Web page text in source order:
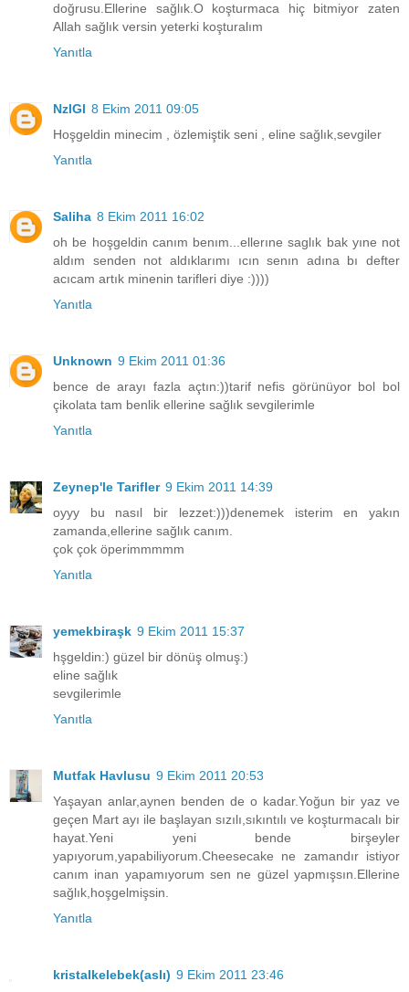
doğrusu.Ellerine sağlık.O koşturmaca hiç bitmiyor zaten
Allah sağlık versin yeterki koşturalım
Yanıtla
NzlGl 8 Ekim 2011 09:05
Hoşgeldin minecim , özlemiştik seni , eline sağlık,sevgiler
Yanıtla
Saliha 8 Ekim 2011 16:02
oh be hoşgeldin canım benım...ellerıne saglık bak yıne not
aldım senden not aldıklarımı ıcın senın adına bı defter
acıcam artık minenin tarifleri diye :))))
Yanıtla
Unknown 9 Ekim 2011 01:36
bence de arayı fazla açtın:))tarif nefis görünüyor bol bol
çikolata tam benlik ellerine sağlık sevgilerimle
Yanıtla
Zeynep'le Tarifler 9 Ekim 2011 14:39
oyyy bu nasıl bir lezzet:)))denemek isterim en yakın
zamanda,ellerine sağlık canım.
çok çok öperimmmmm
Yanıtla
yemekbiraşk 9 Ekim 2011 15:37
hşgeldin:) güzel bir dönüş olmuş:)
eline sağlık
sevgilerimle
Yanıtla
Mutfak Havlusu 9 Ekim 2011 20:53
Yaşayan anlar,aynen benden de o kadar.Yoğun bir yaz ve
geçen Mart ayı ile başlayan sızılı,sıkıntılı ve koşturmacalı bir
hayat.Yeni yeni bende birşeyler
yapıyorum,yapabiliyorum.Cheesecake ne zamandır istiyor
canım inan yapamıyorum sen ne güzel yapmışsın.Ellerine
sağlık,hoşgelmişsin.
Yanıtla
kristalkelebek(aslı) 9 Ekim 2011 23:46